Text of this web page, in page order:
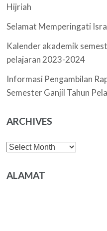
Hijriah
Selamat Memperingati
Kalender akademik
pelajaran 2023-2024
Informasi Pengambilan
Semester Ganjil Tahun
ARCHIVES
Archives
ALAMAT